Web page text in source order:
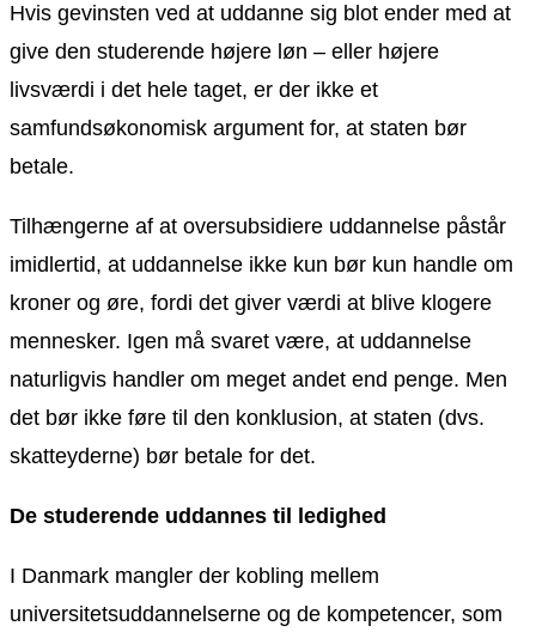
Hvis gevinsten ved at uddanne sig blot ender med at
give den studerende højere løn – eller højere
livsværdi i det hele taget, er der ikke et
samfundsøkonomisk argument for, at staten bør
betale.
Tilhængerne af at oversubsidiere uddannelse påstår
imidlertid, at uddannelse ikke kun bør kun handle om
kroner og øre, fordi det giver værdi at blive klogere
mennesker. Igen må svaret være, at uddannelse
naturligvis handler om meget andet end penge. Men
det bør ikke føre til den konklusion, at staten (dvs.
skatteyderne) bør betale for det.
De studerende uddannes til ledighed
I Danmark mangler der kobling mellem
universitetsuddannelserne og de kompetencer, som